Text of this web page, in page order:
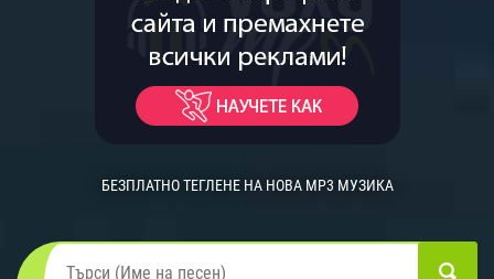
БЕЗПЛАТНО ТЕГЛЕНЕ НА НОВА MP3 МУЗИКА